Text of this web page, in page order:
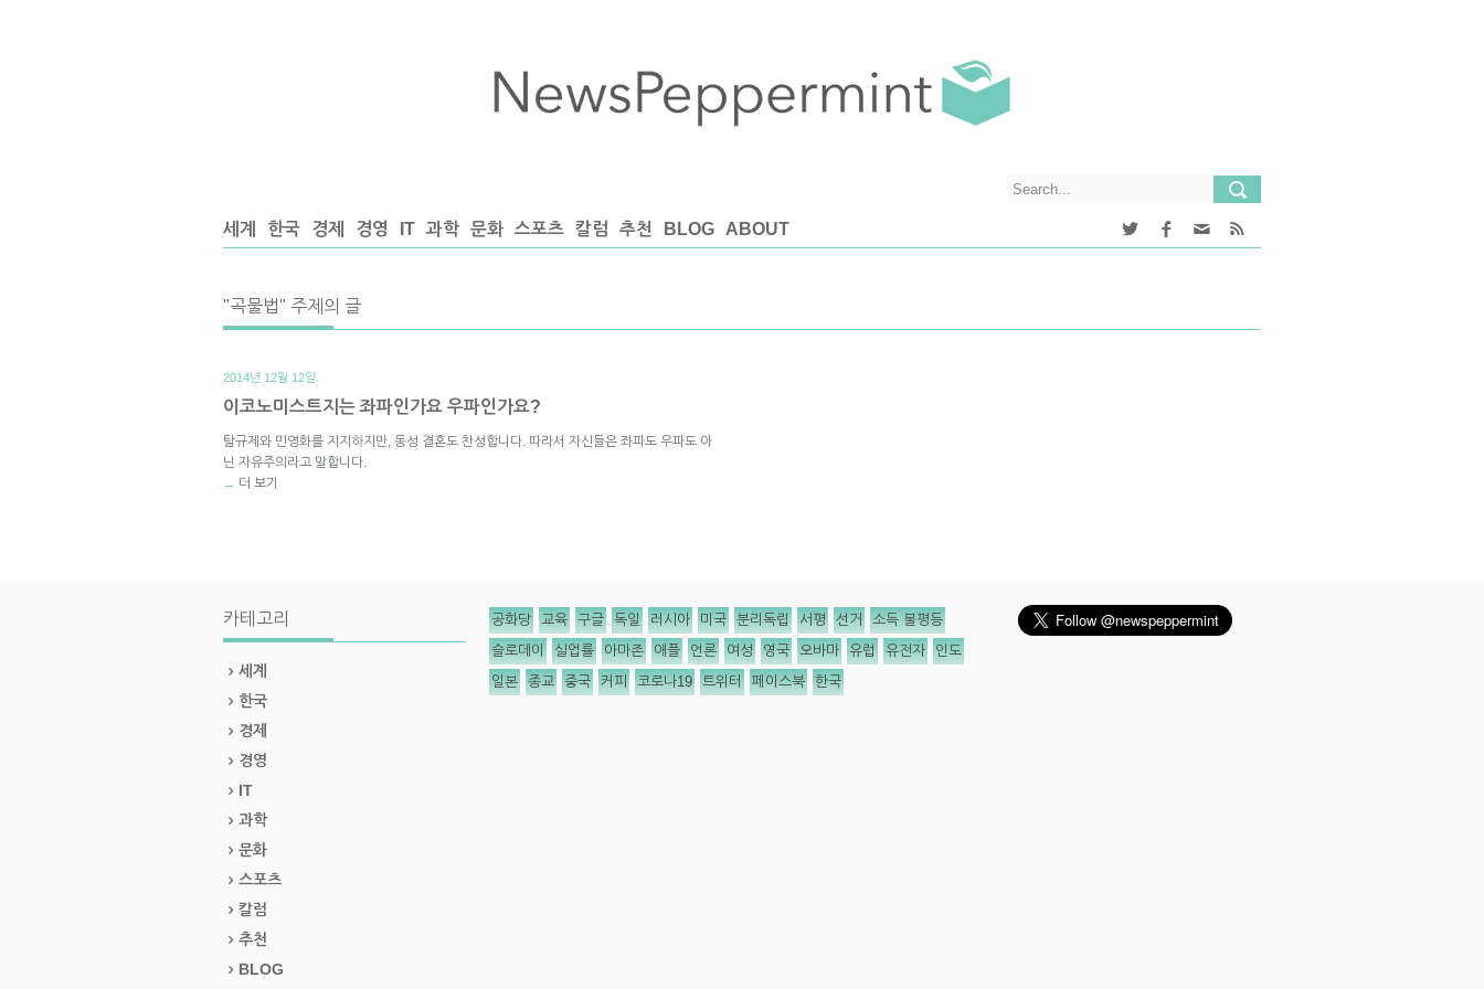
세계 한국 경제 경영 IT 과학 문화 스포츠 칼럼 추천 BLOG ABOUT
"곡물법" 주제의 글
2014년 12월 12일.
이코노미스트지는 좌파인가요 우파인가요?
탈규제와 민영화를 지지하지만, 동성 결혼도 찬성합니다. 따라서 자신들은 좌파도 우파도 아
닌 자유주의라고 말합니다.
→ 더 보기
카테고리
세계
한국
경제
경영
IT
과학
문화
스포츠
칼럼
추천
BLOG
공화당 교육 구글 독일 러시아 미국 분리독립 서평 선거 소득 불평등
슬로데이 실업률 아마존 애플 언론 여성 영국 오바마 유럽 유전자 인도
일본 종교 중국 커피 코로나19 트위터 페이스북 한국